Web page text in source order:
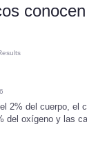
News
2% del cuerpo, el
del oxígeno y las